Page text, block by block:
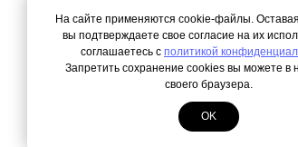
КАРТА САЙТА
На сайте применяются cookie-файлы.
вы подтверждаете свое согласие на их
соглашаетесь с политикой
Запретить сохранение cookies вы можете в
своего браузера.
OK